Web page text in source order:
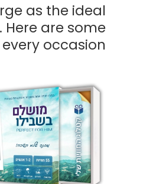
as the ideal
are some
occasion.